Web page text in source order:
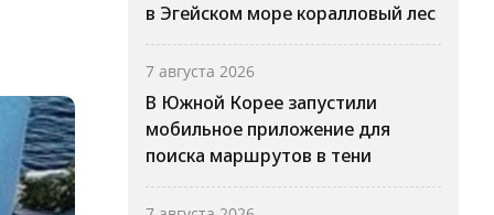
в Эгейском море коралловый лес
7 августа 2026
В Южной Корее запустили
мобильное приложение для
поиска маршрутов в тени